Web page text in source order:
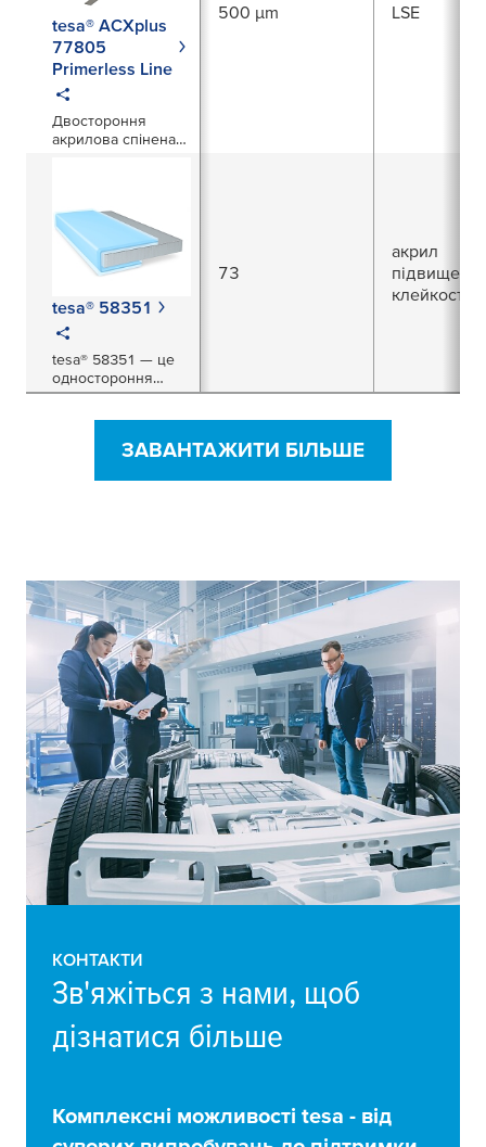
tesa® ACXplus
77805
Primerless Line
Двостороння
акрилова спінена
автомобільних
деталей
500 µm LSE
tesa® 58351
tesa® 58351 — це
одностороння
прозора ПЕТ-
73
акрил
підвищеної
клейкості
ЗАВАНТАЖИТИ БІЛЬШЕ
КОНТАКТИ
Зв'яжіться з нами, щоб
дізнатися більше
Комплексні можливості tesa - від